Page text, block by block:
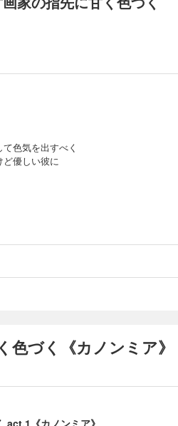
色気を出すべく
優しい彼に
色づく《カノンミア
act.1《カノンミア》